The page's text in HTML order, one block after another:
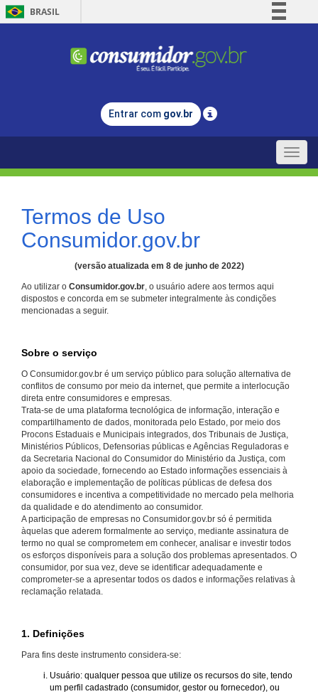
BRASIL
Comunica BR
Legislação
Entrar com gov.br
Toggle
Termos de Uso
Consumidor.gov.br
(versão atualizada em 8 de junho de 2022)
Ao utilizar o Consumidor.gov.br, o usuário adere aos termos aqui
dispostos e concorda em se submeter integralmente às condições
mencionadas a seguir.
Sobre o serviço
O Consumidor.gov.br é um serviço público para solução alternativa de
conflitos de consumo por meio da internet, que permite a interlocução
direta entre consumidores e empresas.
Trata-se de uma plataforma tecnológica de informação, interação e
compartilhamento de dados, monitorada pelo Estado, por meio dos
Procons Estaduais e Municipais integrados, dos Tribunais de Justiça,
Ministérios Públicos, Defensorias públicas e Agências Reguladoras e
da Secretaria Nacional do Consumidor do Ministério da Justiça, com
apoio da sociedade, fornecendo ao Estado informações essenciais à
elaboração e implementação de políticas públicas de defesa dos
consumidores e incentiva a competitividade no mercado pela melhoria
da qualidade e do atendimento ao consumidor.
A participação de empresas no Consumidor.gov.br só é permitida
àquelas que aderem formalmente ao serviço, mediante assinatura de
termo no qual se comprometem em conhecer, analisar e investir todos
os esforços disponíveis para a solução dos problemas apresentados. O
consumidor, por sua vez, deve se identificar adequadamente e
comprometer-se a apresentar todos os dados e informações relativas à
reclamação relatada.
1. Definições
Para fins deste instrumento considera-se:
Usuário: qualquer pessoa que utilize os recursos do site, tendo
um perfil cadastrado (consumidor, gestor ou fornecedor), ou